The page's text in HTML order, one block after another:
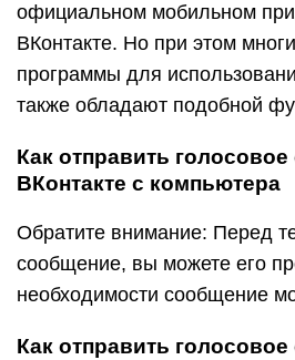
официальном мобильном
ВКонтакте. Но при этом
программы для
также обладают подобной
Как отправить
ВКонтакте с компьютера
Обратите внимание: Перед
сообщение, вы можете его
необходимости сообщение
Как отправить